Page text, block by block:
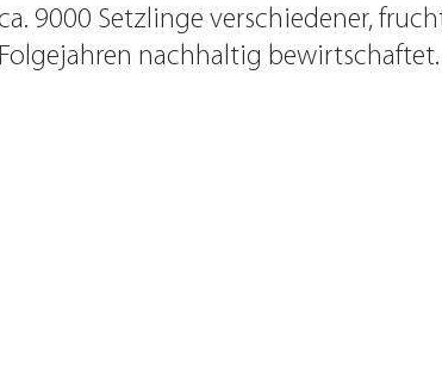
9000 Setzlinge verschiedener,
Folgejahren nachhaltig bewirtschaftet.